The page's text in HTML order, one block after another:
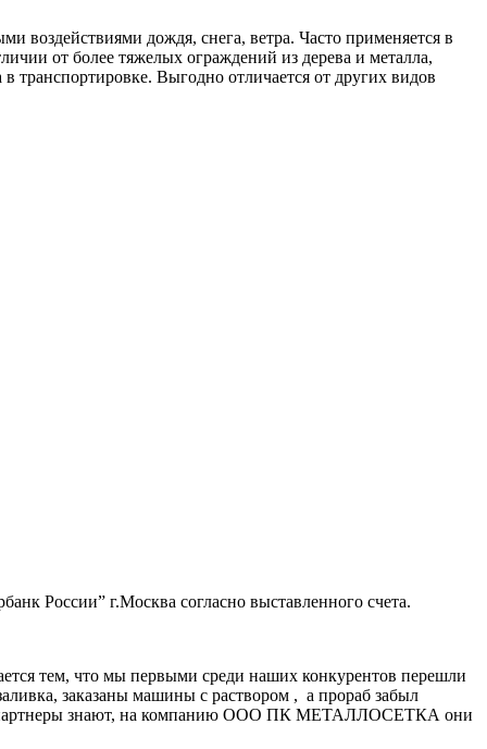
воздействиями дождя, снега, ветра. Часто применяется в
от более тяжелых ограждений из дерева и металла,
транспортировке. Выгодно отличается от других видов
России” г.Москва согласно выставленного счета.
тем, что мы первыми среди наших конкурентов перешли
заказаны машины с раствором , а прораб забыл
партнеры знают, на компанию ООО ПК МЕТАЛЛОСЕТКА они